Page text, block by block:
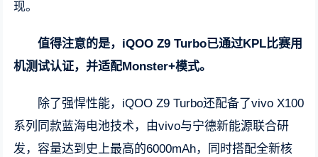
现。
值得注意的是，iQOO Z9 Turbo已通过KPL比赛用
机测试认证，并适配Monster+模式。
除了强悍性能，iQOO Z9 Turbo还配备了vivo X100
系列同款蓝海电池技术，由vivo与宁德新能源联合研
发，容量达到史上最高的6000mAh，同时搭配全新核